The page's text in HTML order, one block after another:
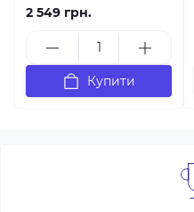
2 549 грн.
Купити